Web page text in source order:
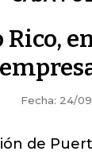
Rico,
Fecha: 24/
de